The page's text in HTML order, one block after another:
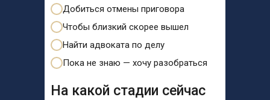
Добиться отмены приговора
Чтобы близкий скорее вышел
Найти адвоката по делу
Пока не знаю — хочу разобраться
На какой стадии сейчас